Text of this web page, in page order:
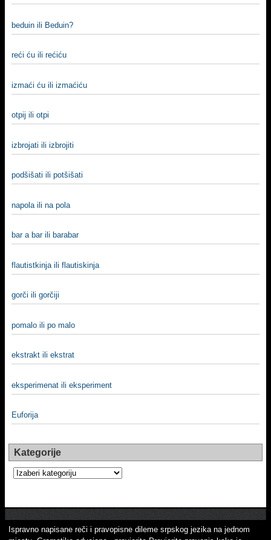
beduin ili Beduin?
reći ću ili rećiću
izmaći ću ili izmaćiću
otpij ili otpi
izbrojati ili izbrojiti
podšišati ili potšišati
napola ili na pola
bar a bar ili barabar
flautistkinja ili flautiskinja
gorči ili gorčiji
pomalo ili po malo
ekstrakt ili ekstrat
eksperimenat ili eksperiment
Euforija
Kategorije
Kategorije
Ispravno napisane reči i pravopisne dileme srpskog jezika na jednom